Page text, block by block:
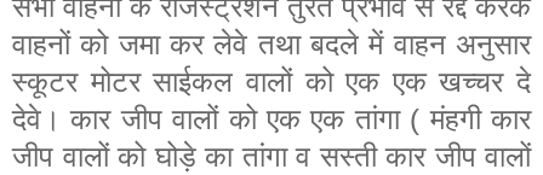
वाहनों को जमा कर लेवे तथा बदले में वाहन अनुसार
स्कूटर मोटर साईकल वालों को एक एक खच्चर दे
देवे। कार जीप वालों को एक एक तांगा ( मंहगी कार
जीप वालों को घोड़े का तांगा व सस्ती कार जीप वालों